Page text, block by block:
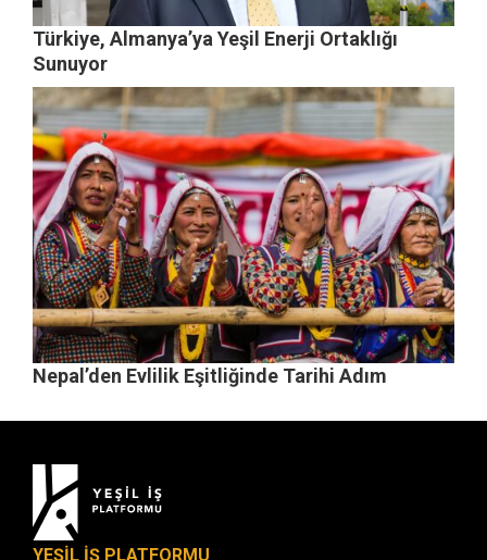
Türkiye, Almanya’ya Yeşil Enerji Ortaklığı
Sunuyor
Nepal’den Evlilik Eşitliğinde Tarihi Adım
YEŞİL İŞ PLATFORMU